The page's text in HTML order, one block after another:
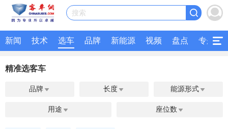
搜索
新闻 技术 选车 品牌 新能源 视频 盘点 专题
精准选客车
品牌  长度  能源形式 
用途  座位数 